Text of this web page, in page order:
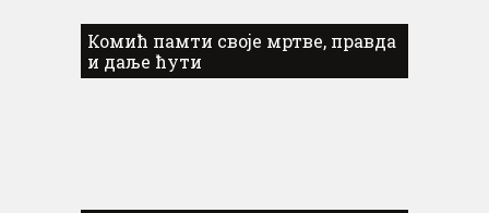
Комић памти своје мртве, правда
и даље ћути